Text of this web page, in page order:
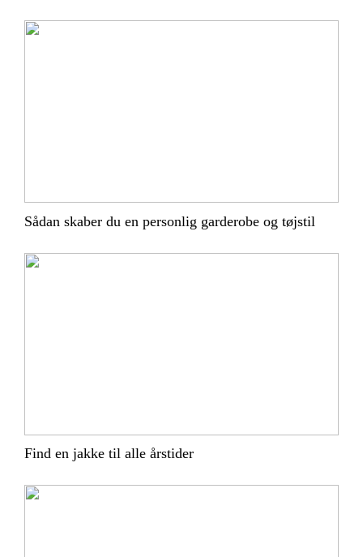
Sådan skaber du en personlig garderobe og tøjstil
Find en jakke til alle årstider